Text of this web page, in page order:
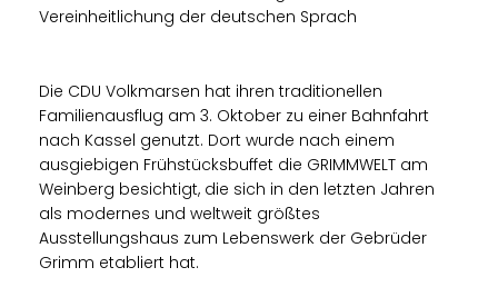
Vereinheitlichung der deutschen Sprach
Die CDU Volkmarsen hat ihren traditionellen
Familienausflug am 3. Oktober zu einer Bahnfahrt
nach Kassel genutzt. Dort wurde nach einem
ausgiebigen Frühstücksbuffet die GRIMMWELT am
Weinberg besichtigt, die sich in den letzten Jahren
als modernes und weltweit größtes
Ausstellungshaus zum Lebenswerk der Gebrüder
Grimm etabliert hat.